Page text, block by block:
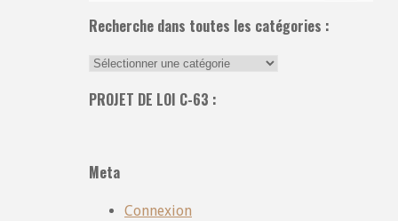
Recherche dans toutes les catégories :
Recherche
toutes
PROJET DE LOI C-63 :
Meta
Connexion